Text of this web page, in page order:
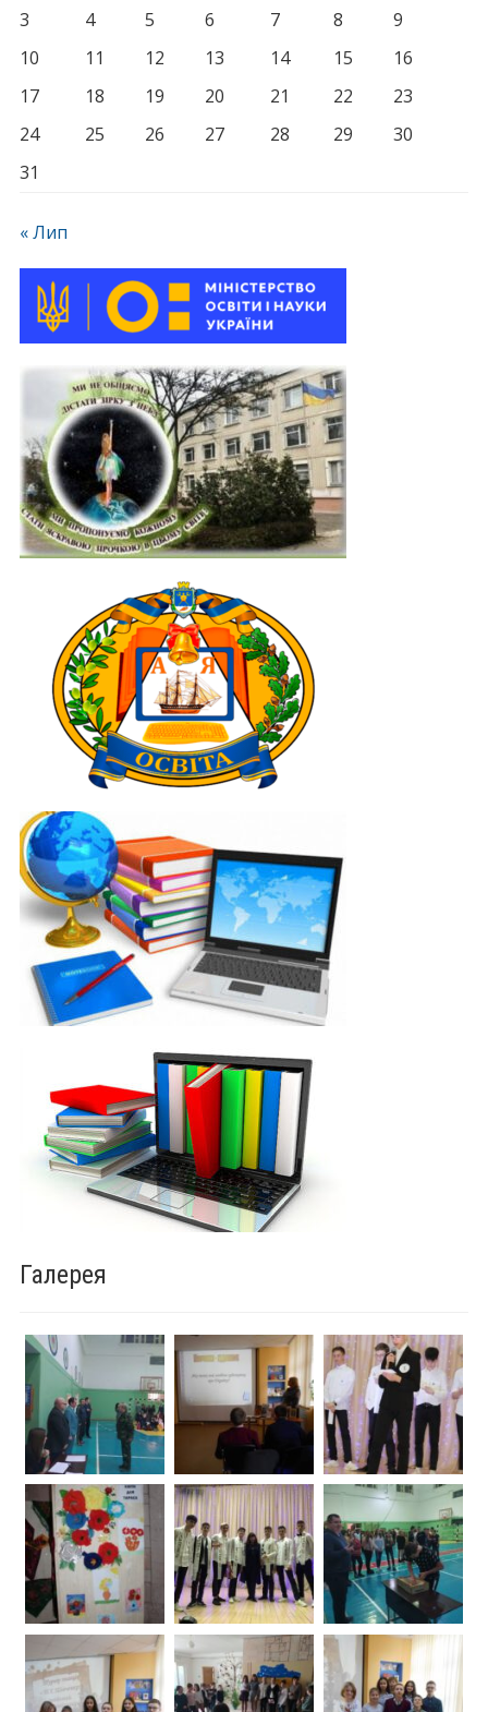
3 4 5 6 7 8
9
10
11 12 13 14 15
16
17
18 19 20 21 22
23
24
25 26 27 28 29
30
31
« Лип
Галерея